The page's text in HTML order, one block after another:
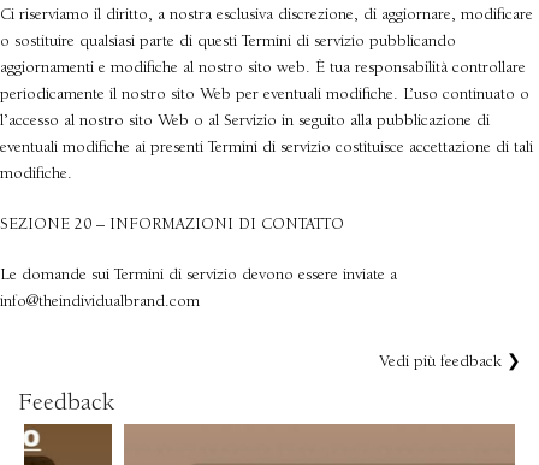
Ci riserviamo il diritto, a nostra esclusiva discrezione, di aggiornare, modificare
o sostituire qualsiasi parte di questi Termini di servizio pubblicando
aggiornamenti e modifiche al nostro sito web. È tua responsabilità controllare
periodicamente il nostro sito Web per eventuali modifiche. L’uso continuato o
l’accesso al nostro sito Web o al Servizio in seguito alla pubblicazione di
eventuali modifiche ai presenti Termini di servizio costituisce accettazione di tali
modifiche.
SEZIONE 20 – INFORMAZIONI DI CONTATTO
Le domande sui Termini di servizio devono essere inviate a
info@theindividualbrand.com
Feedback
Vedi più feedback ❯